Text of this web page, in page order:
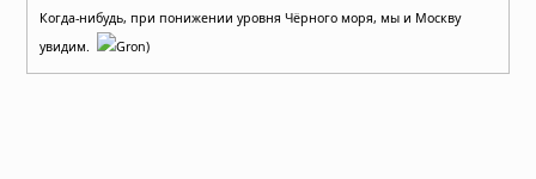
Когда-нибудь, при понижении уровня Чёрного моря, мы и Москву
увидим.
Gron)